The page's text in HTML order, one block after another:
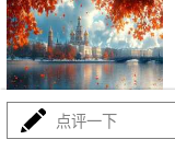
点评一下